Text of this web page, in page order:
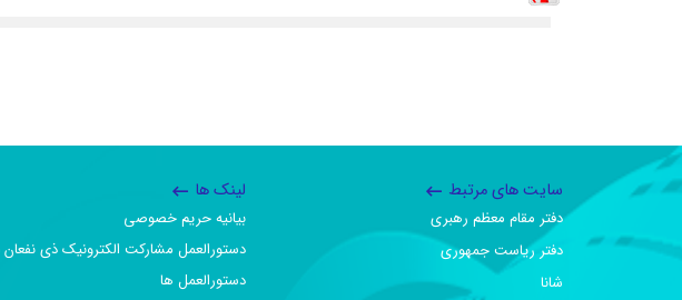
سایت های مرتبط
دفتر مقام معظم رهبری
دفتر ریاست جمهوری
شانا
لینک ها
بیانیه حریم خصوصی
دستورالعمل مشارکت الکترونیک ذی نفعان
دستورالعمل ها